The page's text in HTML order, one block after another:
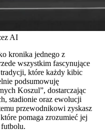
AI
kronika jednego z
wszystkim fascynujące
które każdy kibic
podsumowuję
Koszul”, dostarczając
stadionie oraz ewolucji
przewodnikowi zyskasz
pomaga zrozumieć jej